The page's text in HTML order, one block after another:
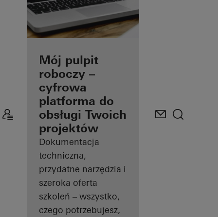
Zalety
posiadania
konta
użytkownika
Odkryj
Mój
pulpit
roboczy
Mój pulpit
roboczy –
cyfrowa
platforma do
obsługi Twoich
projektów
Dokumentacja
techniczna,
przydatne narzędzia i
szeroka oferta
szkoleń – wszystko,
czego potrzebujesz,